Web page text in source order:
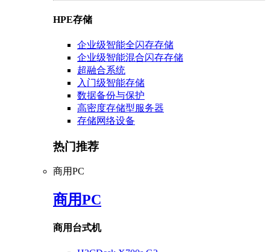
HPE存储
企业级智能全闪存存储
企业级智能混合闪存存储
超融合系统
入门级智能存储
数据备份与保护
高密度存储型服务器
存储网络设备
热门推荐
商用PC
商用PC
商用台式机